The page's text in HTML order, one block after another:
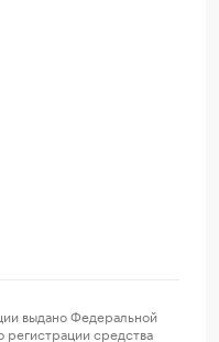
выдано Федеральной
средства